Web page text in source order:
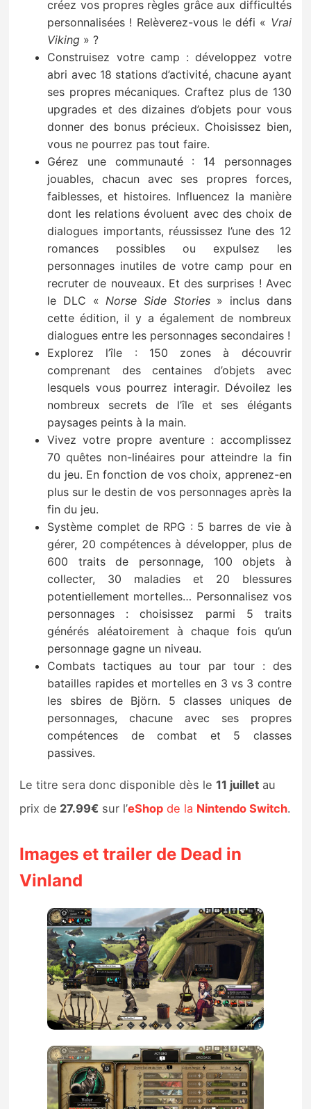
créez vos propres règles grâce aux difficultés
personnalisées ! Relèverez-vous le défi « Vrai
Viking » ?
Construisez votre camp : développez votre
abri avec 18 stations d’activité, chacune ayant
ses propres mécaniques. Craftez plus de 130
upgrades et des dizaines d’objets pour vous
donner des bonus précieux. Choisissez bien,
vous ne pourrez pas tout faire.
Gérez une communauté : 14 personnages
jouables, chacun avec ses propres forces,
faiblesses, et histoires. Influencez la manière
dont les relations évoluent avec des choix de
dialogues importants, réussissez l’une des 12
romances possibles ou expulsez les
personnages inutiles de votre camp pour en
recruter de nouveaux. Et des surprises ! Avec
le DLC « Norse Side Stories» inclus dans
cette édition, il y a également de nombreux
dialogues entre les personnages secondaires !
Explorez l’île : 150 zones à découvrir
comprenant des centaines d’objets avec
lesquels vous pourrez interagir. Dévoilez les
nombreux secrets de l’île et ses élégants
paysages peints à la main.
Vivez votre propre aventure : accomplissez
70 quêtes non-linéaires pour atteindre la fin
du jeu. En fonction de vos choix, apprenez-en
plus sur le destin de vos personnages après la
fin du jeu.
Système complet de RPG : 5 barres de vie à
gérer, 20 compétences à développer, plus de
600 traits de personnage, 100 objets à
collecter, 30 maladies et 20 blessures
potentiellement mortelles… Personnalisez vos
personnages : choisissez parmi 5 traits
générés aléatoirement à chaque fois qu’un
personnage gagne un niveau.
Combats tactiques au tour par tour : des
batailles rapides et mortelles en 3 vs 3 contre
les sbires de Björn. 5 classes uniques de
personnages, chacune avec ses propres
compétences de combat et 5 classes
passives.
Le titre sera donc disponible dès le11 juillet au
prix de 27.99€ sur l’eShop de la Nintendo Switch.
Images et trailer de Dead in
Vinland